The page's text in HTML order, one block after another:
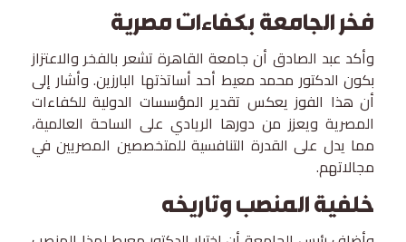
فخر الجامعة بكفاءات مصرية
وأكد عبد الصادق أن جامعة القاهرة تشعر بالفخر والاعتزاز
بكون الدكتور محمد معيط أحد أساتذتها البارزين. وأشار إلى
أن هذا الفوز يعكس تقدير المؤسسات الدولية للكفاءات
المصرية ويعزز من دورها الريادي على الساحة العالمية،
مما يدل على القدرة التنافسية للمتخصصين المصريين في
مجالاتهم.
خلفية المنصب وتاريخه